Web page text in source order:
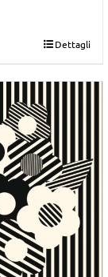
Dettagli